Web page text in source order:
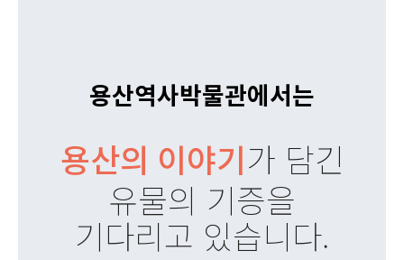
용산역사박물관에서는
용산의 이야기 가 담긴
유물의 기증을
기다리고 있습니다.